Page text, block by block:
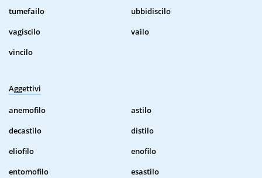
tumefailo
ubbidiscilo
vagiscilo
vailo
vincilo
Aggettivi
anemofilo
astilo
decastilo
distilo
eliofilo
enofilo
entomofilo
esastilo